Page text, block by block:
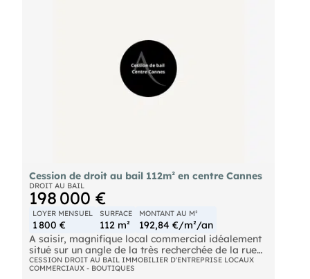
Cession de droit au bail 112m² en centre Cannes
DROIT AU BAIL
198 000 €
LOYER MENSUEL
1 800 €
SURFACE
112 m²
MONTANT AU M²
192,84 €/m²/an
A saisir, magnifique local commercial idéalement
situé sur un angle de la très recherchée de la rue
D'ANTIBES
- Surface de 112 m²
CESSION DROIT AU BAIL IMMOBILIER D'ENTREPRISE LOCAUX
COMMERCIAUX - BOUTIQUES